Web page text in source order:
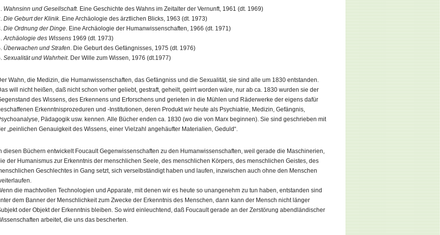
Wahnsinn und Gesellschaft. Eine Geschichte des Wahns im Zeitalter der Vernunft, 1961 (dt. 1969)
Die Geburt der Klinik. Eine Archäologie des ärztlichen Blicks, 1963 (dt. 1973)
Die Ordnung der Dinge. Eine Archäologie der Humanwissenschaften, 1966 (dt. 1971)
Archäologie des Wissens1969 (dt. 1973)
Überwachen und Strafen. Die Geburt des Gefängnisses, 1975 (dt. 1976)
Sexualität und Wahrheit. Der Wille zum Wissen, 1976 (dt.1977)
Wahn, die Medizin, die Humanwissenschaften, das Gefängniss und die Sexualität, sie sind alle um 1830 entstanden.
will nicht heißen, daß nicht schon vorher geliebt, gestraft, geheilt, geirrt worden wäre, nur ab ca. 1830 wurden sie der
des Wissens, des Erkennens und Erforschens und gerieten in die Mühlen und Räderwerke der eigens dafür
Erkenntnisprozeduren und ‑Institutionen, deren Produkt wir heute als Psychiatrie, Medizin, Gefängnis,
Pädagogik usw. kennen. Alle Bücher enden ca. 1830 (wo die von Marx beginnen). Sie sind geschrieben mit
„peinlichen Genauigkeit des Wissens, einer Vielzahl angehäufter Materialien, Geduld“.
diesen Büchern entwickelt Foucault Gegenwissenschaften zu den Humanwissenschaften, weil gerade die Maschinerien,
der Humanismus zur Erkenntnis der menschlichen Seele, des menschlichen Körpers, des menschlichen Geistes, des
Geschlechtes in Gang setzt, sich verselbständigt haben und laufen, inzwischen auch ohne den Menschen
die machtvollen Technologien und Apparate, mit denen wir es heute so unangenehm zu tun haben, entstanden sind
dem Banner der Menschlichkeit zum Zwecke der Erkenntnis des Menschen, dann kann der Mensch nicht länger
oder Objekt der Erkenntnis bleiben. So wird einleuchtend, daß Foucault gerade an der Zerstörung abendländischer
arbeitet, die uns das bescherten.